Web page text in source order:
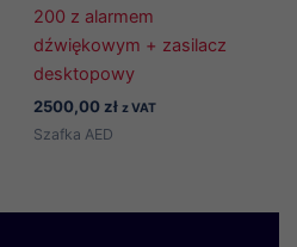
200 z alarmem
dźwiękowym + zasilacz
desktopowy
2500,00 zł z VAT
Szafka AED